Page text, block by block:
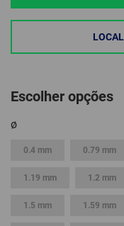
Escolher opções
ø
0.4 mm 0.79 mm
1.19 mm 1.2 mm
1.5 mm 1.59 mm